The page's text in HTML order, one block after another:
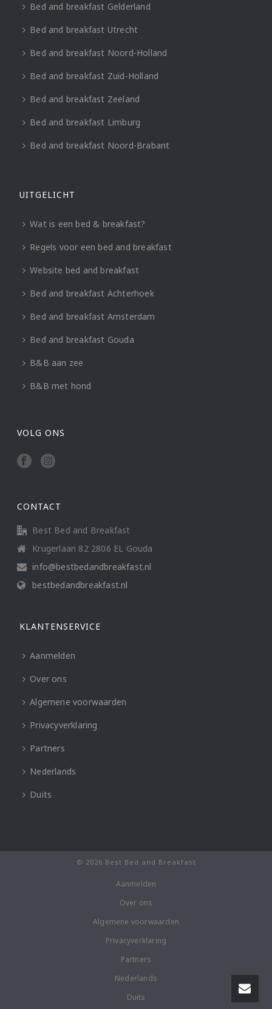
Bed and breakfast Gelderland
Bed and breakfast Utrecht
Bed and breakfast Noord-Holland
Bed and breakfast Zuid-Holland
Bed and breakfast Zeeland
Bed and breakfast Limburg
Bed and breakfast Noord-Brabant
UITGELICHT
Wat is een bed & breakfast?
Regels voor een bed and breakfast
Website bed and breakfast
Bed and breakfast Achterhoek
Bed and breakfast Amsterdam
Bed and breakfast Gouda
B&B aan zee
B&B met hond
VOLG ONS
CONTACT
Best Bed and Breakfast
Krugerlaan 82 2806 EL Gouda
info@bestbedandbreakfast.nl
bestbedandbreakfast.nl
KLANTENSERVICE
Aanmelden
Over ons
Algemene voorwaarden
Privacyverklaring
Partners
Nederlands
Duits
© 2026 Best Bed and Breakfast
Aanmelden
Over ons
Algemene voorwaarden
Privacyverklaring
Partners
Nederlands
Duits